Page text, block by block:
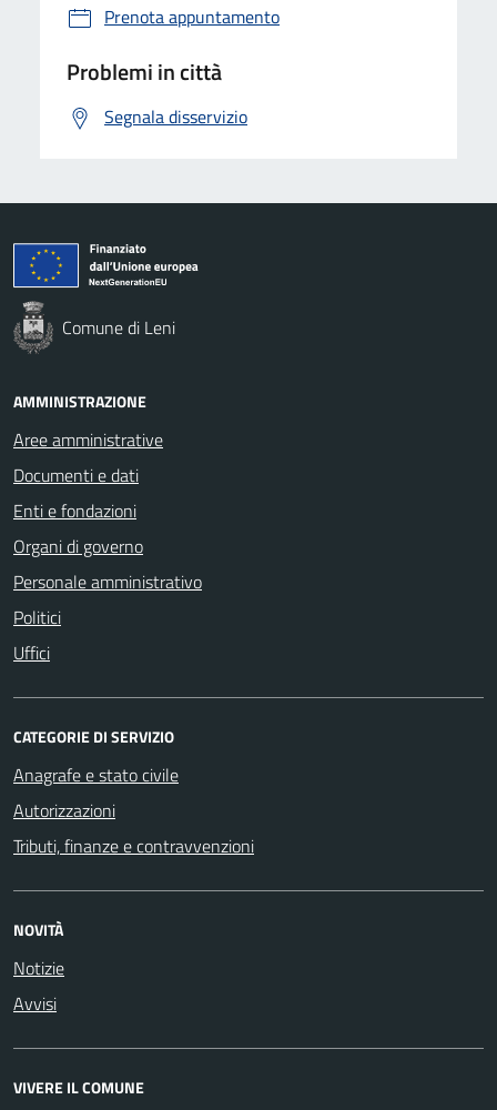
Prenota appuntamento
Problemi in città
Segnala disservizio
Comune di Leni
AMMINISTRAZIONE
Aree amministrative
Documenti e dati
Enti e fondazioni
Organi di governo
Personale amministrativo
Politici
Uffici
CATEGORIE DI SERVIZIO
Anagrafe e stato civile
Autorizzazioni
Tributi, finanze e contravvenzioni
NOVITÀ
Notizie
Avvisi
VIVERE IL COMUNE